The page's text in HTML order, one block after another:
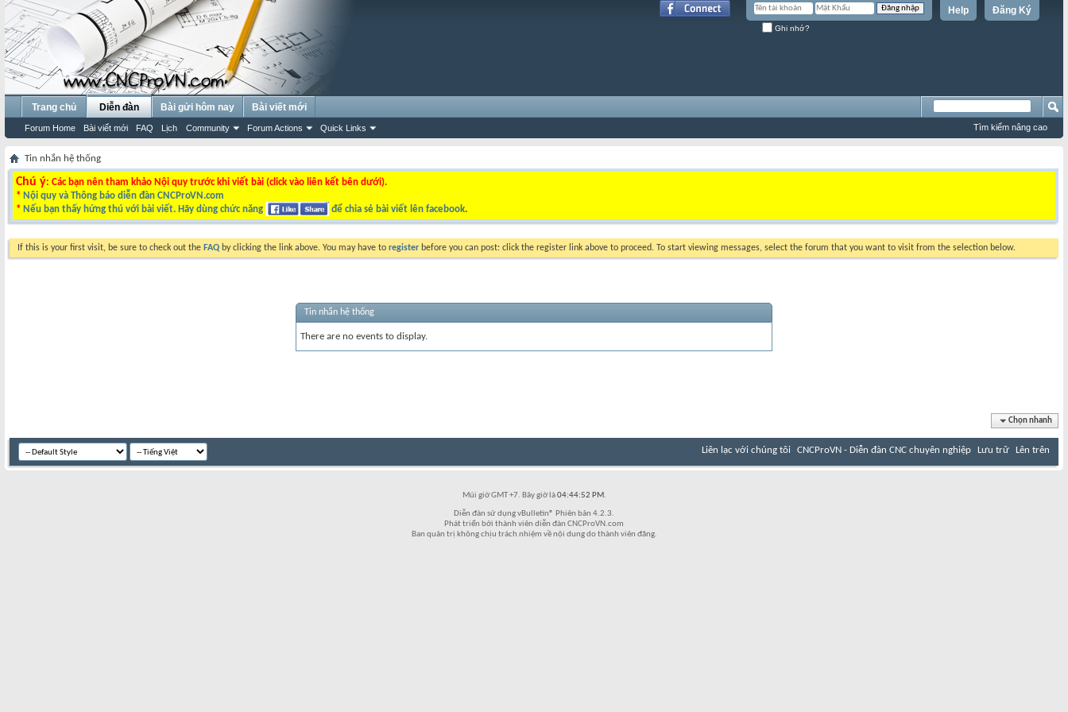
Đăng Ký
Help
Ghi nhớ?
Trang chủ Diễn đàn
Forum Home Bài viết mới FAQ Lịch Community Forum Actions Quick Links
Bài gửi hôm nay Bài viết mới
Tìm kiếm nâng cao
Tin nhắn hệ thống
Chú ý: Các bạn nên tham khảo Nội quy trước khi viết bài (click vào liên kết bên dưới).
* Nội quy và Thông báo diễn đàn CNCProVN.com
* Nếu bạn thấy hứng thú với bài viết. Hãy dùng chức năng để chia sẻ bài viết lên facebook.
If this is your first visit, be sure to check out the FAQ by clicking the link above. You may have to register before you can post: click the register link above to proceed. To start viewing messages, select the forum that you want to visit from the selection below.
Tin nhắn hệ thống
There are no events to display.
Chọn nhanh
Liên lạc với chúng tôi CNCProVN - Diễn đàn CNC chuyên nghiệp Lưu trữ Lên trên
Múi giờ GMT +7. Bây giờ là04:44:52 PM.
Diễn đàn sử dụng vBulletin® Phiên bản 4.2.3.
Phát triển bởi thành viên diễn đàn CNCProVN.com
Ban quản trị không chịu trách nhiệm về nội dung do thành viên đăng.